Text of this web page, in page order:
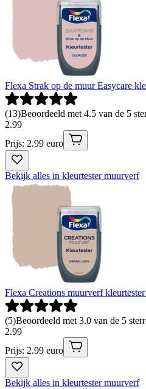
Flexa Strak op de muur Easycare
(13)Beoordeeld met 4.5 van de 5
2.99
Prijs: 2.99 euro
Bekijk alles in kleurtester muurverf
Flexa Creations muurverf
(5)Beoordeeld met 3.0 van de 5
2.99
Prijs: 2.99 euro
Bekijk alles in kleurtester muurverf